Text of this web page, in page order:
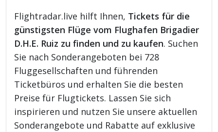
Flightradar.live hilft Ihnen, Tickets für die
günstigsten Flüge vom Flughafen Brigadier
D.H.E. Ruiz zu finden und zu kaufen. Suchen
Sie nach Sonderangeboten bei 728
Fluggesellschaften und führenden
Ticketbüros und erhalten Sie die besten
Preise für Flugtickets. Lassen Sie sich
inspirieren und nutzen Sie unsere aktuellen
Sonderangebote und Rabatte auf exklusive